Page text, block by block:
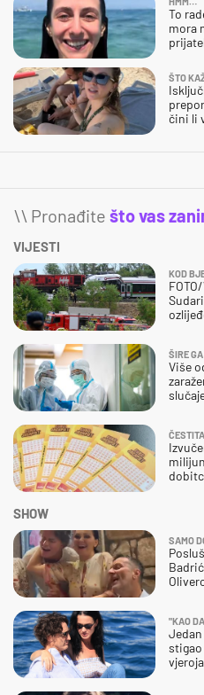
To
mora
ŠTO
čini li
\\ Pronađite što vas
VIJESTI
KOD
ŠIRE
Više
SHOW
SAMO
"KAO
stigao